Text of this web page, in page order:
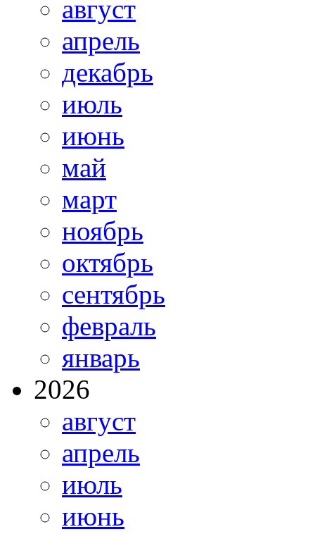
август
апрель
декабрь
июль
июнь
май
март
ноябрь
октябрь
сентябрь
февраль
январь
2026
август
апрель
июль
июнь